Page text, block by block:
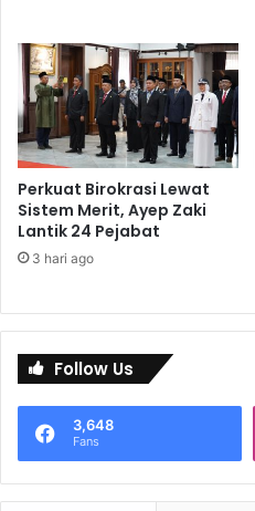
Perkuat Birokrasi Lewat
Sistem Merit, Ayep Zaki
Lantik 24 Pejabat
3 hari ago
Follow Us
3,648
Fans